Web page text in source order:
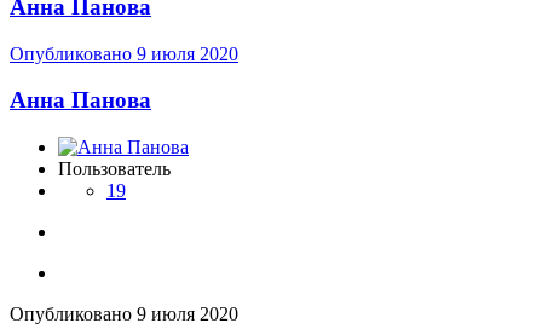
Анна Панова
Опубликовано 9 июля 2020
Анна Панова
Пользователь
19
Опубликовано 9 июля 2020